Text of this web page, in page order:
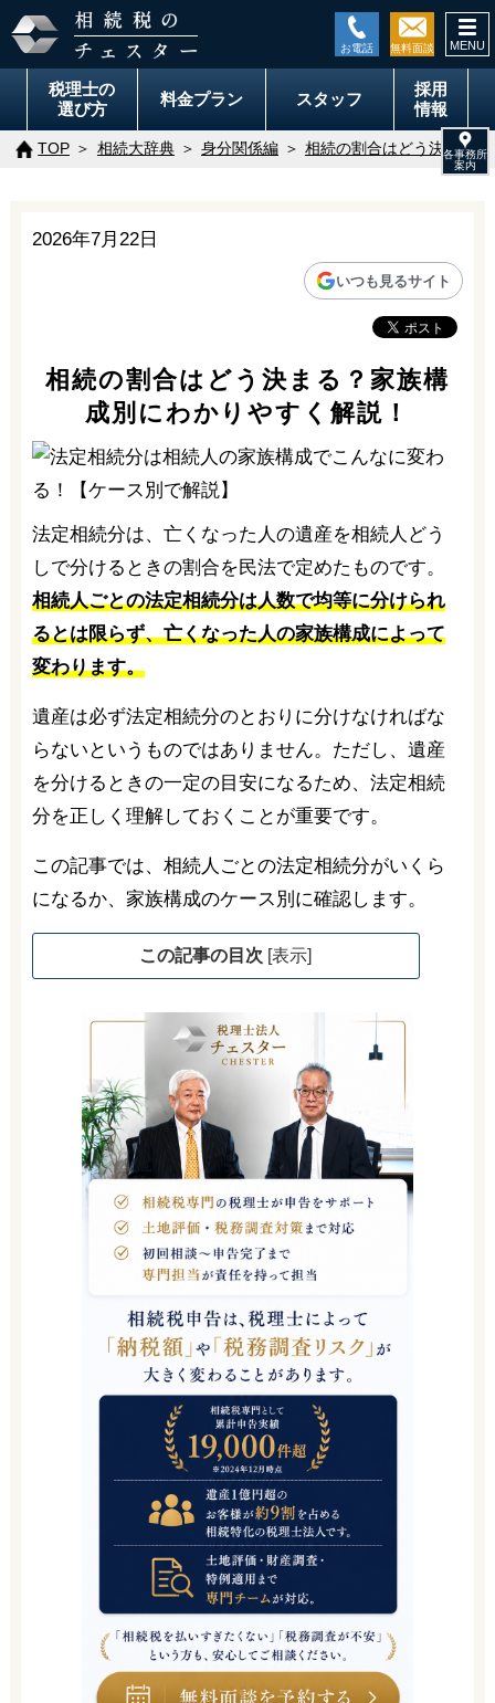
税理士の
選び方
料金プラン スタッフ
採用
情報
TOP 相続大辞典 身分関係編 相続の割合はどう決まる
2026年7月22日
いつも見るサイト
相続の割合はどう決まる？家族構
成別にわかりやすく解説！
法定相続分は、亡くなった人の遺産を相続人どう
しで分けるときの割合を民法で定めたものです。
相続人ごとの法定相続分は人数で均等に分けられ
るとは限らず、亡くなった人の家族構成によって
変わります。
遺産は必ず法定相続分のとおりに分けなければな
らないというものではありません。ただし、遺産
を分けるときの一定の目安になるため、法定相続
分を正しく理解しておくことが重要です。
この記事では、相続人ごとの法定相続分がいくら
になるか、家族構成のケース別に確認します。
この記事の目次 [表示]